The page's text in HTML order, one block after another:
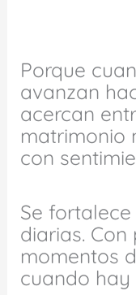
Porque
avanzan
acercan
matrimonio
con
Se
diarias.
momentos
cuando hay